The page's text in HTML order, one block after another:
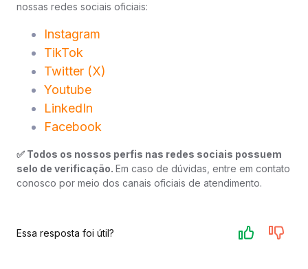
nossas redes sociais oficiais:
Instagram
TikTok
Twitter (X)
Youtube
LinkedIn
Facebook
✅ Todos os nossos perfis nas redes sociais possuem
selo de verificação. Em caso de dúvidas, entre em contato
conosco por meio dos canais oficiais de atendimento.
Essa resposta foi útil?